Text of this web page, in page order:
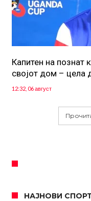
Капитен на познат
својот дом – цела
12:32, 06 август
НАЈНОВИ